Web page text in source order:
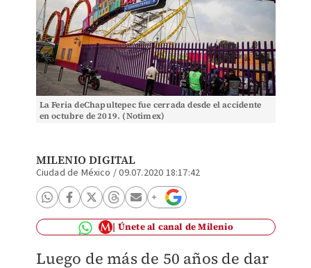
La Feria deChapultepec fue cerrada desde el accidente
en octubre de 2019. (Notimex)
MILENIO DIGITAL
Ciudad de México /09.07.2020 18:17:42
Únete al canal de Milenio
Luego de más de 50 años de dar